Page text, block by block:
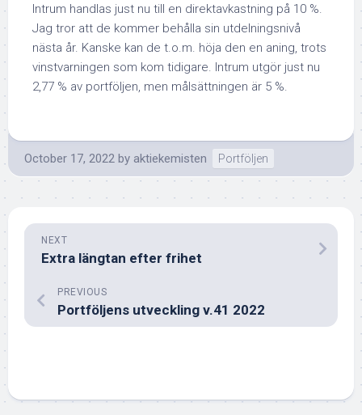
Intrum handlas just nu till en direktavkastning på 10 %.
Jag tror att de kommer behålla sin utdelningsnivå
nästa år. Kanske kan de t.o.m. höja den en aning, trots
vinstvarningen som kom tidigare. Intrum utgör just nu
2,77 % av portföljen, men målsättningen är 5 %.
October 17, 2022 by aktiekemisten Portföljen
NEXT
Extra längtan efter frihet
PREVIOUS
Portföljens utveckling v.41 2022